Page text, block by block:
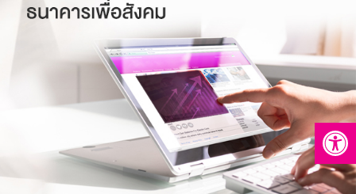
เกี่ยวกับธนาคาร
การพัฒนาที่ยั่งยืน
บริการทางการเงิน
ติดต่อเรา
บริการออนไลน์